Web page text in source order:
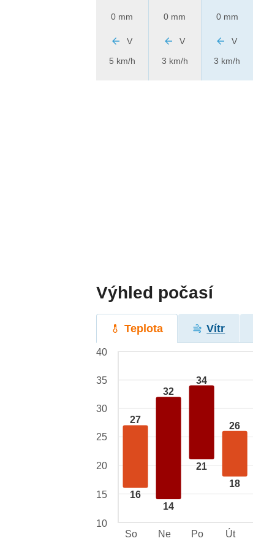
0 mm
V
5 km/h
0 mm
V
3 km/h
0 mm
V
3 km/h
Výhled počasí
Teplota Vítr
27
16
32
14
34
21
26
18
40
35
30
25
20
15
10
So
Ne Po Út